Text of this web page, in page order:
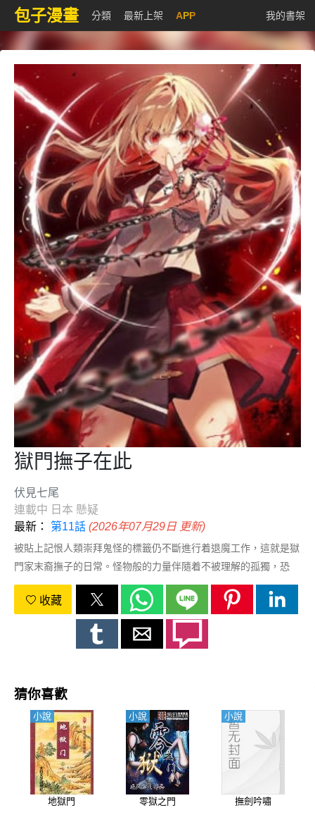
包子漫畫 分類 最新上架 APP 我的書架
獄門撫子在此
伏見七尾
連載中 日本 懸疑
最新： 第11話 (2026年07月29日 更新)
被貼上記恨人類崇拜鬼怪的標籤仍不斷進行着退魔工作，這就是獄
門家末裔撫子的日常。怪物般的力量伴隨着不被理解的孤獨，恐
懼、記恨、陷害...在這條路上是否存在真正的救贖？“如果一開始
沒有你的話，我本來可以一直當鬼的...！”在歇斯底的嘶喊聲中，
獄門撫子哭訴着想守護珍視之人的心意，面容餘暇處的嫣紅是此生
收藏
猜你喜歡
地獄門
小說
零獄之門
小說
撫劍吟嘯
小說